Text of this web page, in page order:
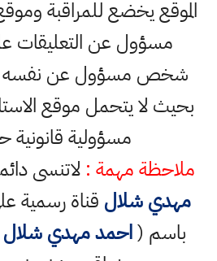
الموقع يخضع للمراقبة
مسؤول عن التعليقات
شخص مسؤول عن نفسه
بحيث لا يتحمل موقع
مسؤولية قانونية
ملاحظة مهمة : لاتنسى
مهدي شلال قناة رسمية
باسم (احمد مهدي شلال